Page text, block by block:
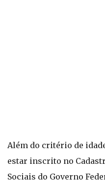
Além do critério de
estar inscrito no
Sociais do Governo